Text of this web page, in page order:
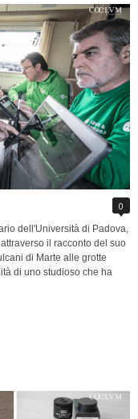
0
dell'Università di Padova,
il racconto del suo
di Marte alle grotte
di uno studioso che ha